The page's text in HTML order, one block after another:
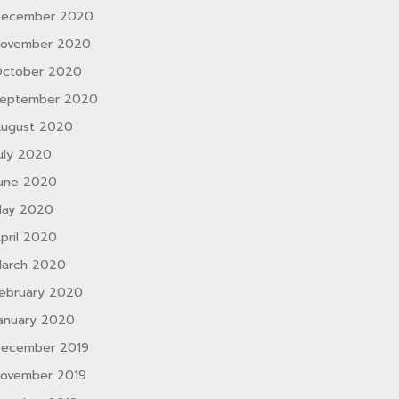
2020
2020
2020
2020
2020
2020
2020
2020
2020
2020
2020
2020
2019
2019